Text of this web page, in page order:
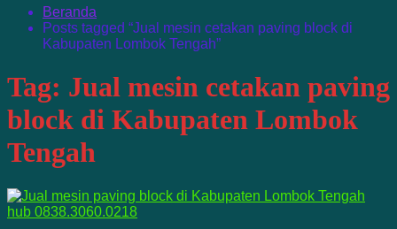
Beranda
Posts tagged “Jual mesin cetakan paving block di
Kabupaten Lombok Tengah”
Tag: Jual mesin cetakan paving
block di Kabupaten Lombok
Tengah